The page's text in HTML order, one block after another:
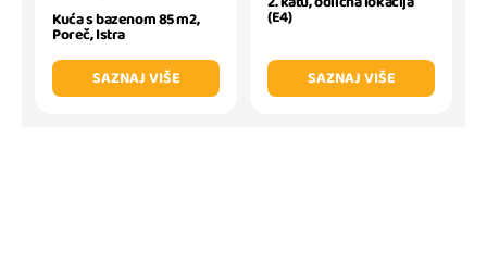
Kuća s bazenom 85 m2,
Poreč, Istra
SAZNAJ VIŠE
(E4)
SAZNAJ VIŠE